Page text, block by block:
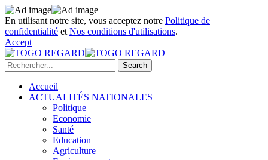
En utilisant notre site, vous acceptez notre Politique de
confidentialité et Nos conditions d'utilisations.
Accept
Accueil
ACTUALITÉS NATIONALES
Politique
Economie
Santé
Education
Agriculture